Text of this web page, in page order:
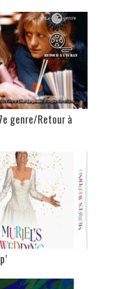
genre/Retour à